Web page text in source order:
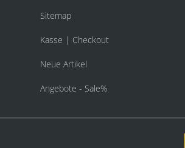
Sitemap
Kasse | Checkout
Neue Artikel
Angebote - Sale%